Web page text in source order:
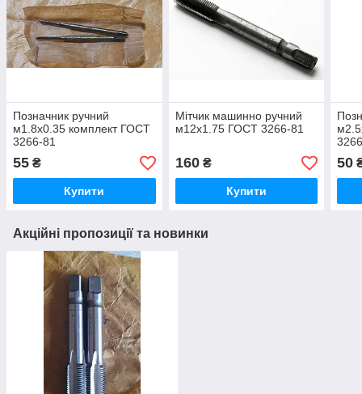
Позначник ручний
м1.8х0.35 комплект ГОСТ
3266-81
55 ₴
Купити
Мітчик машинно ручний
м12х1.75 ГОСТ 3266-81
160₴
Купити
50
Акційні пропозиції та новинки